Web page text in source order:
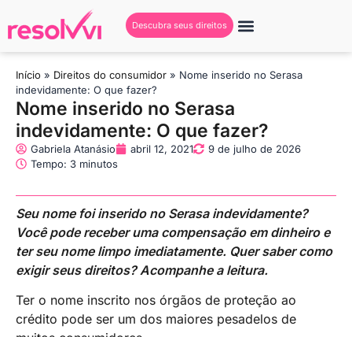
Descubra seus direitos
Início » Direitos do consumidor » Nome inserido no Serasa
indevidamente: O que fazer?
Nome inserido no Serasa
indevidamente: O que fazer?
Gabriela Atanásio abril 12, 2021
9 de julho de 2026
Tempo: 3 minutos
Seu nome foi inserido no Serasa indevidamente?
Você pode receber uma compensação em dinheiro e
ter seu nome limpo imediatamente. Quer saber como
exigir seus direitos? Acompanhe a leitura.
Ter o nome inscrito nos órgãos de proteção ao
crédito pode ser um dos maiores pesadelos de